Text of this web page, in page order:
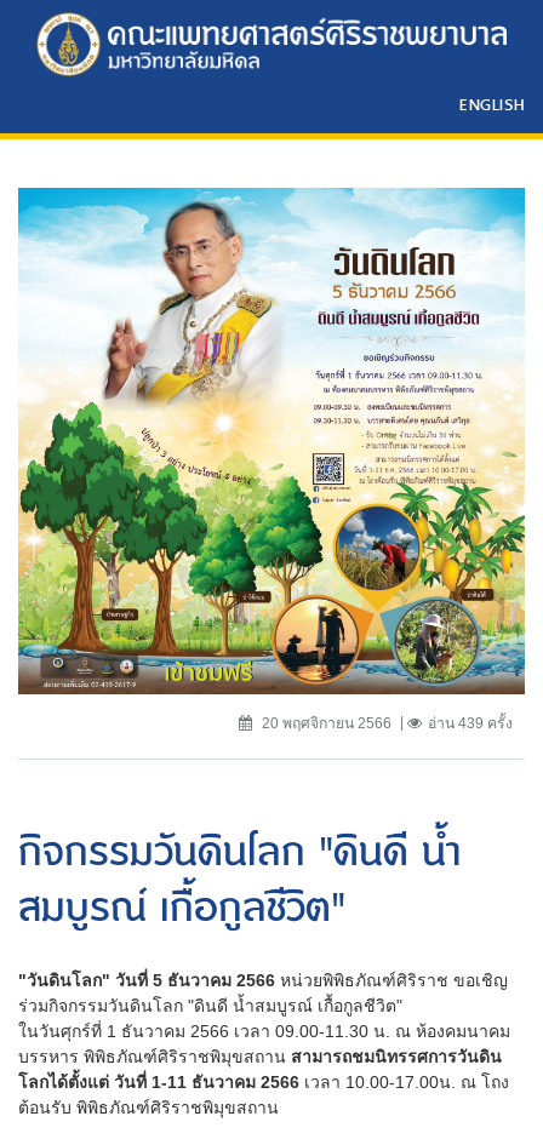
ENGLISH
20 พฤศจิกายน 2566 อ่าน 439 ครั้ง
กิจกรรมวันดินโลก "ดินดี น้ำ
สมบูรณ์ เกื้อกูลชีวิต"
"วันดินโลก" วันที่ 5 ธันวาคม 2566 หน่วยพิพิธภัณฑ์ศิริราช ขอเชิญ
ร่วมกิจกรรมวันดินโลก "ดินดี น้ำสมบูรณ์ เกื้อกูลชีวิต"
ในวันศุกร์ที่ 1 ธันวาคม 2566 เวลา 09.00-11.30 น. ณ ห้องคมนาคม
บรรหาร พิพิธภัณฑ์ศิริราชพิมุขสถาน สามารถชมนิทรรศการวันดิน
โลกได้ตั้งแต่ วันที่ 1-11 ธันวาคม 2566 เวลา 10.00-17.00น. ณ โถง
ต้อนรับ พิพิธภัณฑ์ศิริราชพิมุขสถาน